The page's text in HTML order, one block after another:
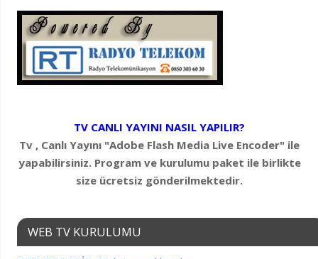
TV CANLI YAYINI NASIL YAPILIR?
Tv , Canlı Yayını "Adobe Flash Media Live Encoder" ile
yapabilirsiniz. Program ve kurulumu paket ile birlikte
size ücretsiz gönderilmektedir.
WEB TV KURULUMU